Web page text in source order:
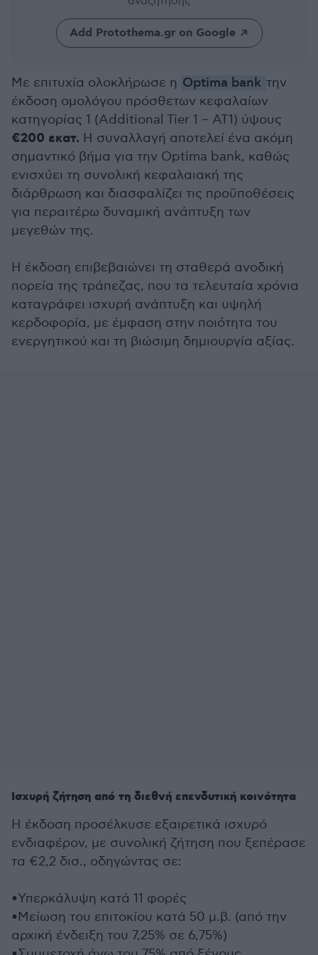
Add Protothema.gr on Google
Με επιτυχία ολοκλήρωσε η Optima bank την
έκδοση ομολόγου πρόσθετων κεφαλαίων
κατηγορίας 1 (Additional Tier 1 – AT1) ύψους
€200 εκατ. Η συναλλαγή αποτελεί ένα ακόμη
σημαντικό βήμα για την Optima bank, καθώς
ενισχύει τη συνολική κεφαλαιακή της
διάρθρωση και διασφαλίζει τις προϋποθέσεις
για περαιτέρω δυναμική ανάπτυξη των
μεγεθών της.
Η έκδοση επιβεβαιώνει τη σταθερά ανοδική
πορεία της τράπεζας, που τα τελευταία χρόνια
καταγράφει ισχυρή ανάπτυξη και υψηλή
κερδοφορία, με έμφαση στην ποιότητα του
ενεργητικού και τη βιώσιμη δημιουργία αξίας.
Ισχυρή ζήτηση από τη διεθνή επενδυτική κοινότητα
Η έκδοση προσέλκυσε εξαιρετικά ισχυρό
ενδιαφέρον, με συνολική ζήτηση που ξεπέρασε
τα €2,2 δισ., οδηγώντας σε:
•Υπερκάλυψη κατά 11 φορές
• Μείωση του επιτοκίου κατά 50 μ.β. (από την
αρχική ένδειξη του 7,25% σε 6,75%)